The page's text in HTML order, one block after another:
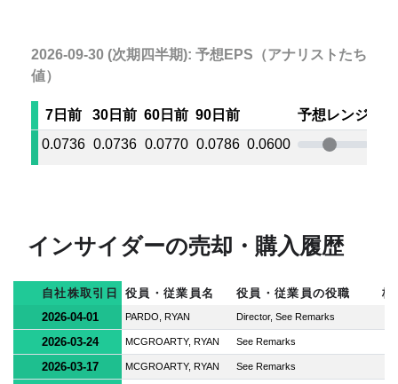
2026-09-30 (次期四半期): 予想EPS（アナリストたちの平
値）
7日前 30日前 60日前 90日前
予想レンジ
0.0736 0.0736 0.0770 0.0786 0.0600
インサイダーの売却・購入履歴
自社株取引日 役員・従業員名 役員・従業員の役職
株
2026-04-01
PARDO, RYAN Director, See Remarks
2026-03-24 MCGROARTY, RYAN See Remarks
2026-03-17 MCGROARTY, RYAN See Remarks